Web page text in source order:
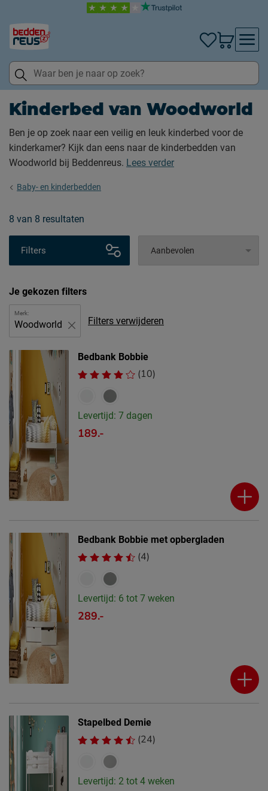
Kinderbed van Woodworld
Ben je op zoek naar een veilig en leuk kinderbed voor de
kinderkamer? Kijk dan eens naar de kinderbedden van
Woodworld bij Beddenreus. Lees verder
Baby- en kinderbedden
8 van 8 resultaten
Filters
Je gekozen filters
Filters verwijderen
Merk:
Woodworld
Bedbank Bobbie
(10)
Levertijd: 7 dagen
189.-
Bedbank Bobbie met opbergladen
(4)
Levertijd: 6 tot 7 weken
289.-
Stapelbed Demie
(24)
Levertijd: 2 tot 4 weken